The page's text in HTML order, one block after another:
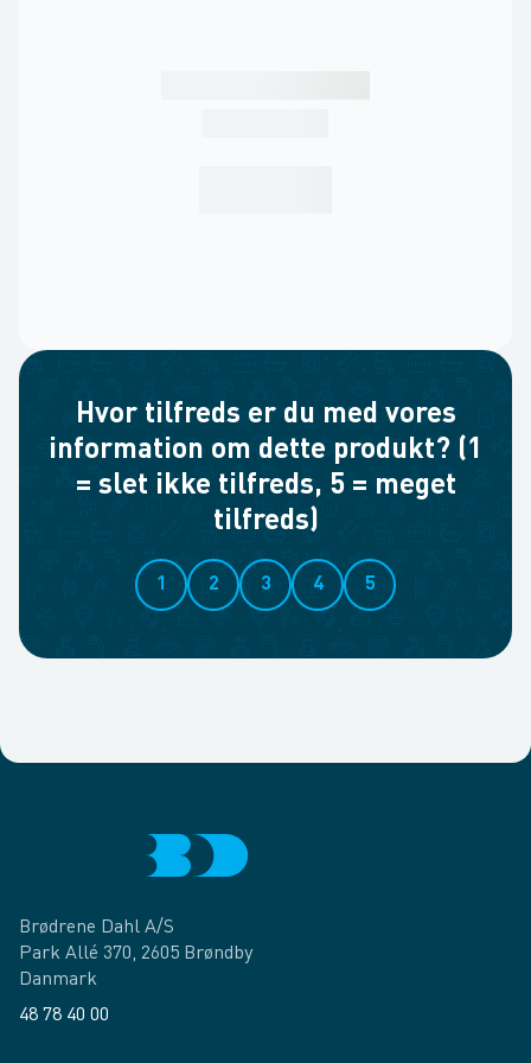
Hvor tilfreds er du med vores
information om dette produkt? (1
= slet ikke tilfreds, 5 = meget
tilfreds)
1 2 3 4 5
Brødrene Dahl A/S
Park Allé 370, 2605 Brøndby
Danmark
48 78 40 00